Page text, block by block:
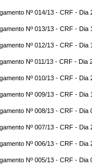
Nº 014/13 - CRF - Dia
Nº 013/13 - CRF - Dia
Nº 012/13 - CRF - Dia
Nº 011/13 - CRF - Dia
Nº 010/13 - CRF - Dia
Nº 009/13 - CRF - Dia
Nº 008/13 - CRF - Dia
Nº 007/13 - CRF - Dia
Nº 006/13 - CRF - Dia
Nº 005/13 - CRF - Dia